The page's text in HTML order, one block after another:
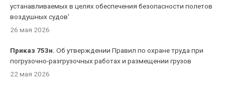
устанавливаемых в целях обеспечения безопасности полетов
воздушных судов'
26 мая 2026
Приказ 753н. Об утверждении Правил по охране труда при
погрузочно-разгрузочных работах и размещении грузов
22 мая 2026